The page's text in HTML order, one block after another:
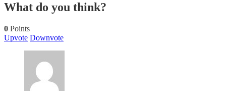
What do you think?
0 Points
Upvote Downvote